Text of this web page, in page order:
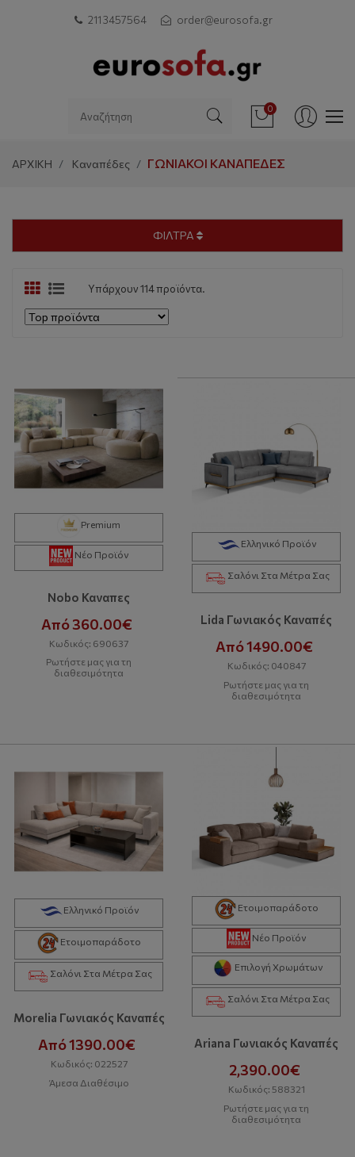
211 3457564 order@eurosofa.gr
0
ΑΡΧΙΚΗ Καναπέδες ΓΩΝΙΑΚΟΊ ΚΑΝΑΠΈΔΕΣ
ΦΙΛΤΡΑ
Υπάρχουν 114 προϊόντα.
Premium
Νέο Προϊόν
Nobo Καναπες
Από 360.00€
Κωδικός: 690637
Ρωτήστε μας για τη
διαθεσιμότητα
Ελληνικό Προϊόν
Σαλόνι Στα Μέτρα Σας
Lida Γωνιακός Καναπές
Από 1490.00€
Κωδικός: 040847
Ρωτήστε μας για τη
διαθεσιμότητα
Ελληνικό Προϊόν
Ετοιμοπαράδοτο
Σαλόνι Στα Μέτρα Σας
Morelia Γωνιακός Καναπές
Από 1390.00€
Κωδικός: 022527
Άμεσα Διαθέσιμο
Ετοιμοπαράδοτο
Νέο Προϊόν
Επιλογή Χρωμάτων
Σαλόνι Στα Μέτρα Σας
Ariana Γωνιακός Καναπές
2,390.00€
Κωδικός: 588321
Ρωτήστε μας για τη
διαθεσιμότητα